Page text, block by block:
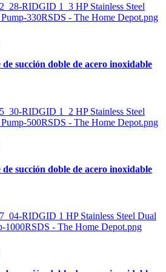
de succión doble de acero inoxidable
de succión doble de acero inoxidable